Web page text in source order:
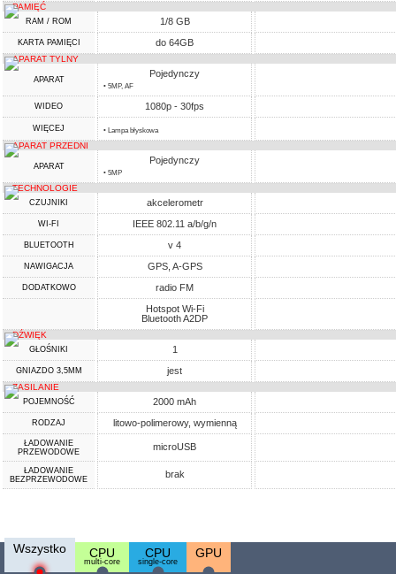
PAMIĘĆ
RAM / ROM 1/8 GB
KARTA PAMIĘCI do 64GB
APARAT TYLNY
APARAT
Pojedynczy
• 5MP, AF
WIDEO 1080p - 30fps
WIĘCEJ • Lampa błyskowa
APARAT PRZEDNI
APARAT
Pojedynczy
• 5MP
TECHNOLOGIE
CZUJNIKI akcelerometr
WI-FI IEEE 802.11 a/b/g/n
BLUETOOTH v 4
NAWIGACJA GPS, A-GPS
DODATKOWO
radio FM
Hotspot Wi-Fi
Bluetooth A2DP
DŹWIĘK
GŁOŚNIKI 1
GNIAZDO 3,5MM jest
ZASILANIE
POJEMNOŚĆ 2000 mAh
RODZAJ litowo-polimerowy, wymienną
ŁADOWANIE
PRZEWODOWE
microUSB
ŁADOWANIE
BEZPRZEWODOWE
brak
Wszystko CPU
multi-core
CPU
single-core
GPU